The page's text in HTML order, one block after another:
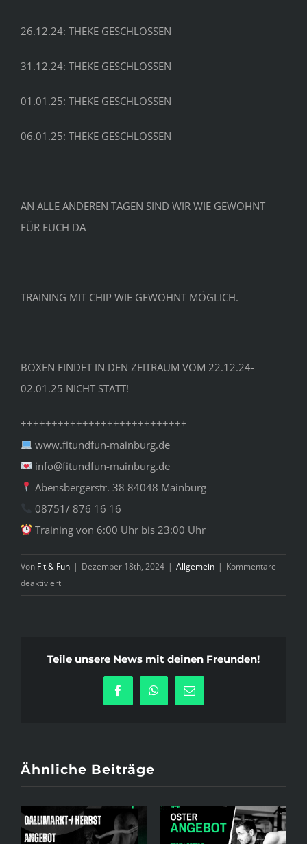
26.12.24: THEKE GESCHLOSSEN
31.12.24: THEKE GESCHLOSSEN
01.01.25: THEKE GESCHLOSSEN
06.01.25: THEKE GESCHLOSSEN
AN ALLE ANDEREN TAGEN SIND WIR WIE GEWOHNT
FÜR EUCH DA
TRAINING MIT CHIP WIE GEWOHNT MÖGLICH.
BOXEN FINDET IN DEN ZEITRAUM VOM 22.12.24-
02.01.25 NICHT STATT!
+++++++++++++++++++++++++++
www.fitundfun-mainburg.de
info@fitundfun-mainburg.de
Abensbergerstr. 38 84048 Mainburg
08751/ 876 16 16
Training von 6:00 Uhr bis 23:00 Uhr
Von Fit & Fun | Dezember 18th, 2024 | Allgemein | Kommentare
deaktiviertfür
Servicezeiten
Teile unsere News mit deinen Freunden!
FacebookWhatsApp
E-
Mail
Ähnliche Beiträge